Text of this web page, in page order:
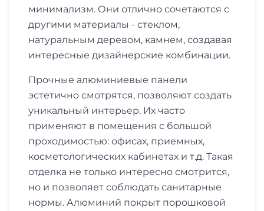
минимализм. Они отлично сочетаются с
другими материалы - стеклом,
натуральным деревом, камнем, создавая
интересные дизайнерские комбинации.
Прочные алюминиевые панели
эстетично смотрятся, позволяют создать
уникальный интерьер. Их часто
применяют в помещения с большой
проходимостью: офисах, приемных,
косметологических кабинетах и т.д. Такая
отделка не только интересно смотрится,
но и позволяет соблюдать санитарные
нормы. Алюминий покрыт порошковой